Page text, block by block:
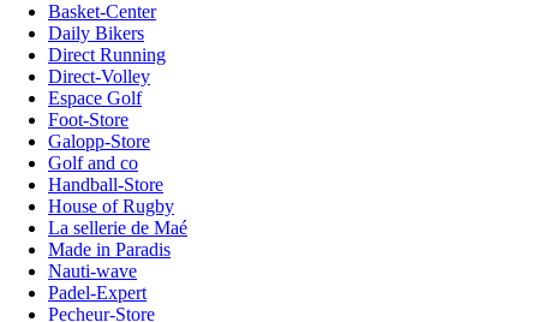
Basket-Center
Daily Bikers
Direct Running
Direct-Volley
Espace Golf
Foot-Store
Galopp-Store
Golf and co
Handball-Store
House of Rugby
La sellerie de Maé
Made in Paradis
Nauti-wave
Padel-Expert
Pecheur-Store